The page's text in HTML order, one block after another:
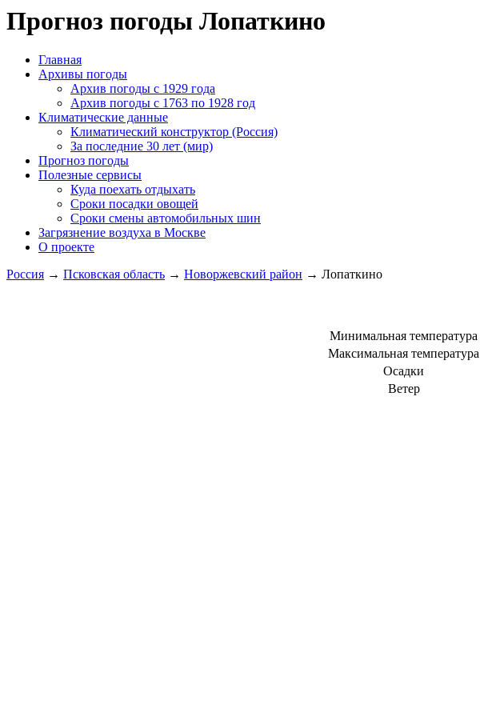
Прогноз погоды Лопаткино
Главная
Архивы погоды
Архив погоды c 1929 года
Архив погоды c 1763 по 1928 год
Климатические данные
Климатический конструктор (Россия)
За последние 30 лет (мир)
Прогноз погоды
Полезные сервисы
Куда поехать отдыхать
Сроки посадки овощей
Сроки смены автомобильных шин
Загрязнение воздуха в Москве
О проекте
Россия → Псковская область → Новоржевский район → Лопаткино
Минимальная температура
Максимальная температура
Осадки
Ветер